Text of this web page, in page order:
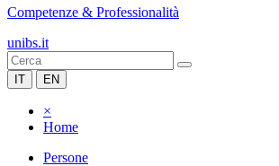
Competenze & Professionalità
unibs.it
IT EN
×
Home
Persone